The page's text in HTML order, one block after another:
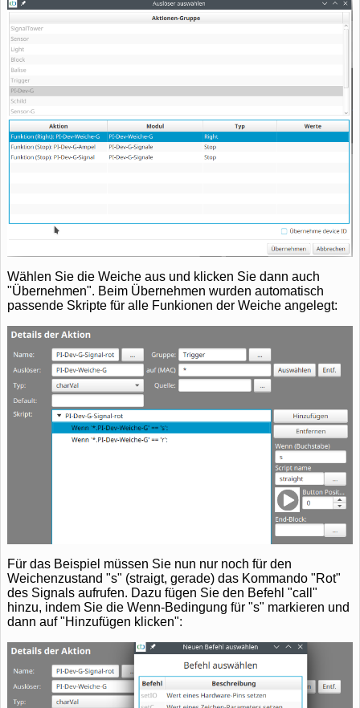
Wählen Sie die Weiche aus und klicken Sie dann auch
"Übernehmen". Beim Übernehmen wurden automatisch
passende Skripte für alle Funkionen der Weiche angelegt:
Für das Beispiel müssen Sie nun nur noch für den
Weichenzustand "s" (straigt, gerade) das Kommando "Rot"
des Signals aufrufen. Dazu fügen Sie den Befehl "call"
hinzu, indem Sie die Wenn-Bedingung für "s" markieren und
dann auf "Hinzufügen klicken":